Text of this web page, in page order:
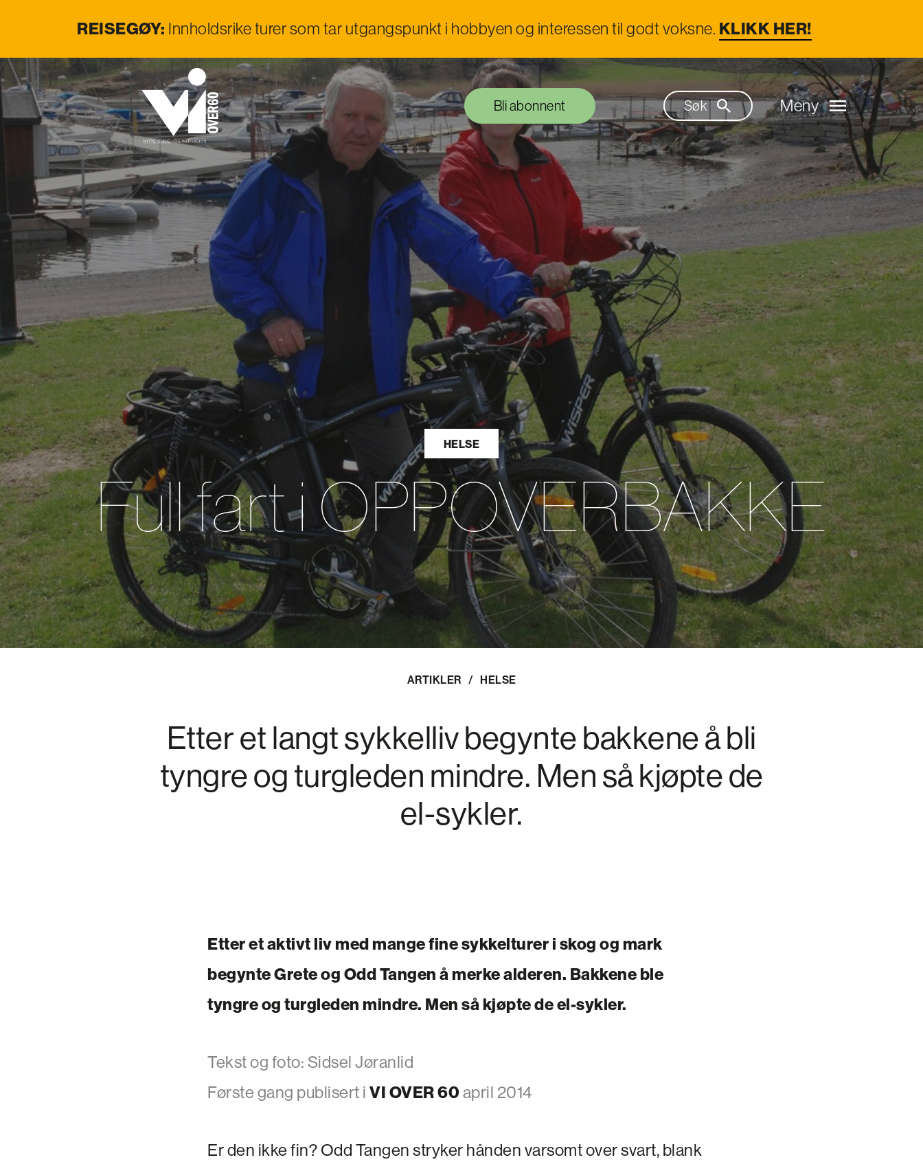
REISEGØY: Innholdsrike turer som tar utgangspunkt i hobbyen og interessen til godt voksne. KLIKK HER!
Bli abonnent Søk Meny
HELSE
Full fart i OPPOVERBAKKE
ARTIKLER / HELSE
Etter et langt sykkelliv begynte bakkene å bli
tyngre og turgleden mindre. Men så kjøpte de
el-sykler.
Etter et aktivt liv med mange fine sykkelturer i skog og mark
begynte Grete og Odd Tangen å merke alderen. Bakkene ble
tyngre og turgleden mindre. Men så kjøpte de el-sykler.
Tekst og foto: Sidsel Jøranlid
Første gang publisert i VI OVER 60 april 2014
Er den ikke fin? Odd Tangen stryker hånden varsomt over svart, blank